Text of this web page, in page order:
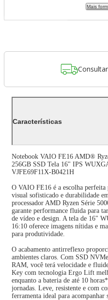
Mais
Consultar
Características
Notebook VAIO FE16 AMD®
256GB SSD Tela 16" IPS
VJFE69F11X-B0421H
O VAIO FE16 é a escolha perfeita
visual sofisticado e durabilidade
processador AMD Ryzen Série
garante performance fluida para
de vídeo e design. A tela de 16"
16:10 oferece imagens nítidas e
para produtividade.
O acabamento antirreflexo
ambientes claros. Com SSD
RAM, você terá velocidade e
Key com tecnologia Ergo Lift
enquanto a bateria de até 10
jornadas. Leve, resistente e com
ferramenta ideal para